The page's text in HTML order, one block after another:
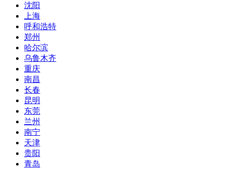
沈阳
上海
呼和浩特
郑州
哈尔滨
乌鲁木齐
重庆
南昌
长春
昆明
东莞
兰州
南宁
天津
贵阳
青岛